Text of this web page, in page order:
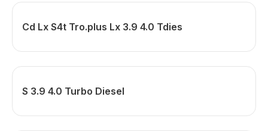
Cd Lx S4t Tro.plus Lx 3.9 4.0 Tdies
S 3.9 4.0 Turbo Diesel